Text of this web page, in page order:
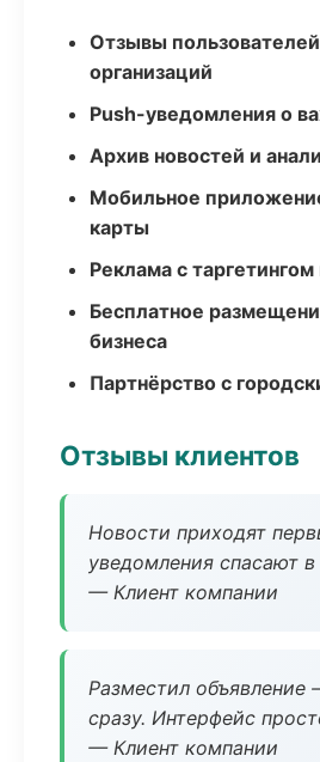
Отзывы
организаций
Push-уведомления о
Архив новостей и
Мобильное
карты
Реклама с
Бесплатное
бизнеса
Партнёрство с
Отзывы клиентов
Новости приходят
уведомления спасают в
— Клиент компании
Разместил объявление
сразу. Интерфейс
— Клиент компании